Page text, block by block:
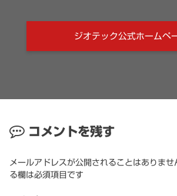
ジオテック公式ホームペ
コメントを残す
メールアドレスが公開されることはありませ
る欄は必須項目です